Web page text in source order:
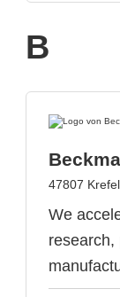
B
47807
We
research,